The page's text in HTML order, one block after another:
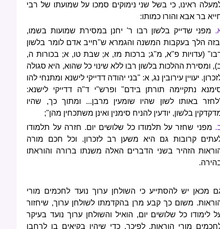
ראינו, כי בשל שני נימוקים סמכו על שמועתו של רבי
בר אבא והורו כמותו:
מפני שדייק בלשון רבו ר' יחנן במסירת שמועות בשמו,
הלך בעקבות המשנה והגמרא ש"חייב אדם לומר בלשון
(עדויות פ"א, מ"ג; ברכות מז, א; שבת טו, א; בכורות ה,
ומסירת ההלכות בלשון רבו ללא שינוי כל שהוא, היא סגולה
יעויין עירובין נג, א: "בני יהודה דדייקי לישנא ומתנחי להו
נתקיימה תורתן בידם" ופרש"י ד"ה דדייקי לישנא:
באותו לשון שהיו שומעין מרבן... ומתוך כך, שהיו
בלשון, יודעין להניח סימנין ואינן משתכחין מהן";
מפני שחזר על תלמודו כל שלושים יום. חזרה על תלמודו
קרובות גם היא משען רב לזכרון. וכל חכם מורה
הזהיר בשני הדברים האלה משנתו ברורה והוראתו
מכאן יש להסתייע כי השולחן ערוך נועד לחכמים מורי
משום כך קבע מרן בהקדמתו לשולחן ערוך, שיחזור
לימודו כל שלושים יום, הואיל והשולחן ערוך נועד בעיקר
מורי הוראות, לפיכך, כדי שיהיו בקיאים בו לרחבו